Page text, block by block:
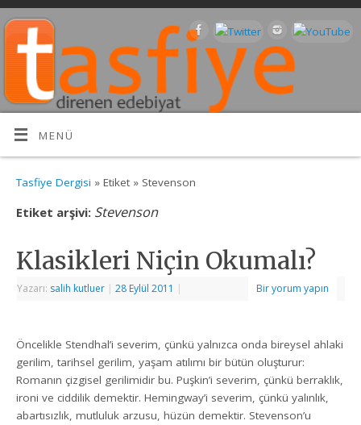
MENÜ
Tasfiye Dergisi » Etiket » Stevenson
Etiket arşivi: Stevenson
Klasikleri Niçin Okumalı?
Yazarı: salih kutluer | 28 Eylül 2011 | Bir yorum yapın
Öncelikle Stendhal’i severim, çünkü yalnızca onda bireysel ahlaki
gerilim, tarihsel gerilim, yaşam atılımı bir bütün oluşturur:
Romanın çizgisel gerilimidir bu. Puşkin’i severim, çünkü berraklık,
ironi ve ciddilik demektir. Hemingway’i severim, çünkü yalınlık,
abartısızlık, mutluluk arzusu, hüzün demektir. Stevenson’u